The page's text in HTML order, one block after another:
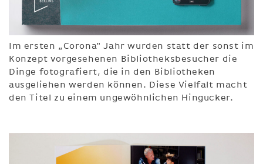
Im ersten „Corona" Jahr wurden statt der sonst im
Konzept vorgesehenen Bibliotheksbesucher die
Dinge fotografiert, die in den Bibliotheken
ausgeliehen werden können. Diese Vielfalt macht
den Titel zu einem ungewöhnlichen Hingucker.